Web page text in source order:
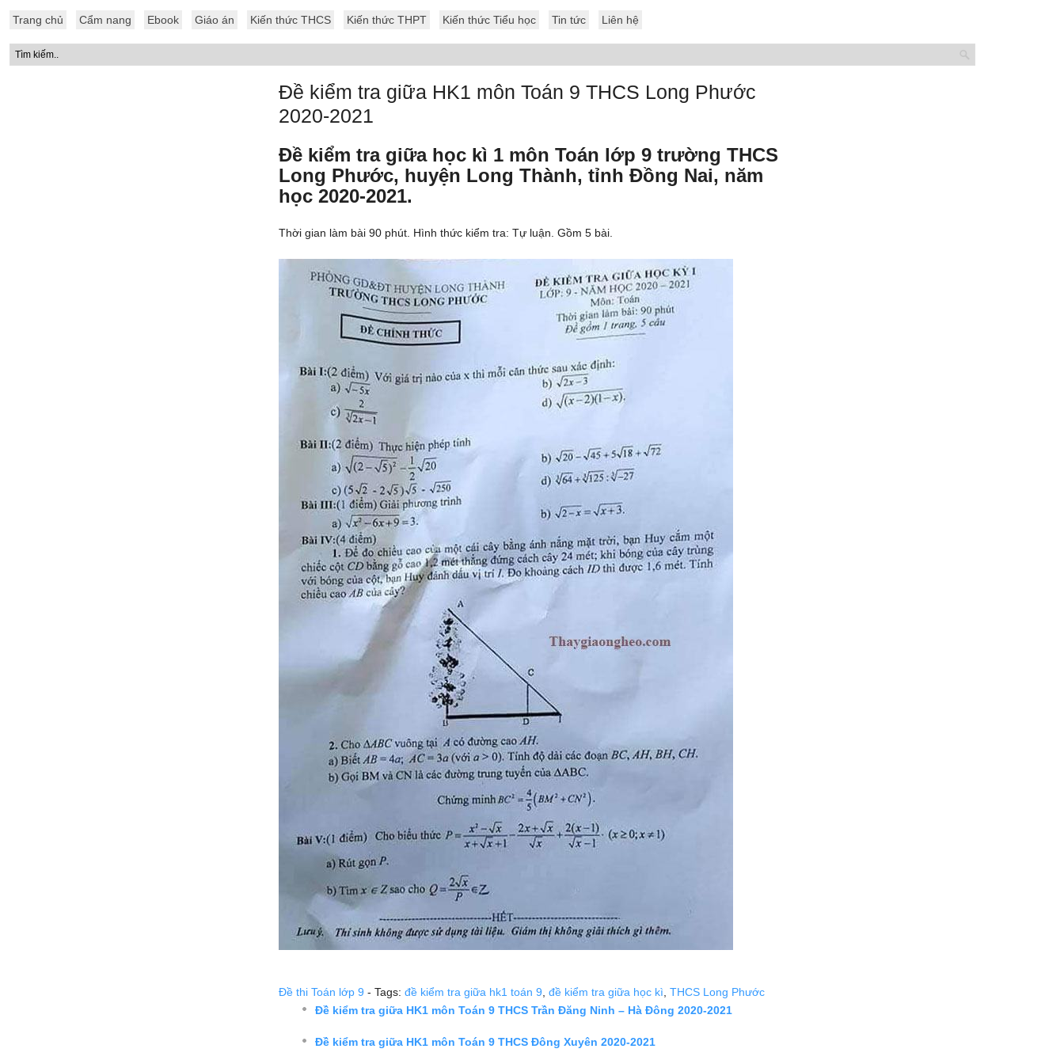
Trang chủ Cẩm nang Ebook Giáo án Kiến thức THCS Kiến thức THPT Kiến thức Tiểu học Tin tức Liên hệ
Đề kiểm tra giữa HK1 môn Toán 9 THCS Long Phước
2020-2021
Đề kiểm tra giữa học kì 1 môn Toán lớp 9 trường THCS
Long Phước, huyện Long Thành, tỉnh Đồng Nai, năm
học 2020-2021.
Thời gian làm bài 90 phút. Hình thức kiểm tra: Tự luận. Gồm 5 bài.
Đề thi Toán lớp 9 - Tags: đề kiểm tra giữa hk1 toán 9 đề kiểm tra giữa học kì THCS Long Phước
Đề kiểm tra giữa HK1 môn Toán 9 THCS Trần Đăng Ninh – Hà Đông 2020-2021
Đề kiểm tra giữa HK1 môn Toán 9 THCS Đông Xuyên 2020-2021